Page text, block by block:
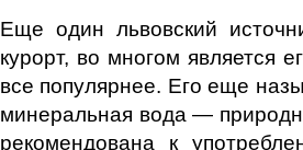
Еще один львовский
курорт, во многом является
все популярнее. Его еще
минеральная вода —
рекомендована к